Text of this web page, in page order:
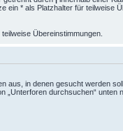
ein * als Platzhalter für teilweise
Übereinstimmungen.
aus, in denen gesucht werden
„Unterforen durchsuchen“ unten